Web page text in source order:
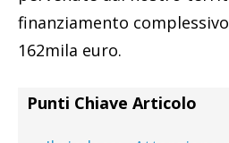
finanziamento
162mila euro.
Punti Chiave Articolo